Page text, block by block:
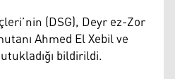
(DSG), Deyr ez-Zor
Ahmed El Xebil ve
bildirildi.